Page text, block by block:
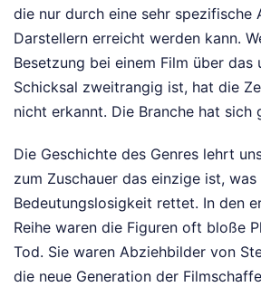
die nur durch eine sehr spezifische
Darstellern erreicht werden kann.
Besetzung bei einem Film über das
Schicksal zweitrangig ist, hat die
nicht erkannt. Die Branche hat sich
Die Geschichte des Genres lehrt
zum Zuschauer das einzige ist,
Bedeutungslosigkeit rettet. In den
Reihe waren die Figuren oft bloße
Tod. Sie waren Abziehbilder von
die neue Generation der